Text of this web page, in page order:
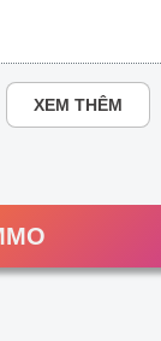
XEM THÊM